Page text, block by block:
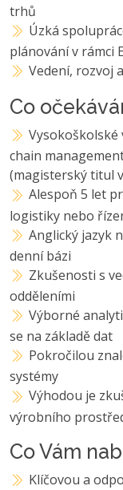
trhů
Úzká
plánování v rámci
Vedení, rozvoj
Co
chain
(magisterský titul
Alespoň 5 let
logistiky nebo
Anglický jazyk
denní bázi
Zkušenosti s
odděleními
Výborné
se na základě dat
Pokročilou
systémy
Výhodou je
výrobního
Co Vám
Klíčovou a